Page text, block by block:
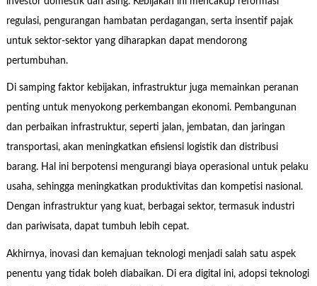
regulasi, pengurangan hambatan perdagangan, serta insentif pajak
untuk sektor-sektor yang diharapkan dapat mendorong
pertumbuhan.
Di samping faktor kebijakan, infrastruktur juga memainkan peranan
penting untuk menyokong perkembangan ekonomi. Pembangunan
dan perbaikan infrastruktur, seperti jalan, jembatan, dan jaringan
transportasi, akan meningkatkan efisiensi logistik dan distribusi
barang. Hal ini berpotensi mengurangi biaya operasional untuk pelaku
usaha, sehingga meningkatkan produktivitas dan kompetisi nasional.
Dengan infrastruktur yang kuat, berbagai sektor, termasuk industri
dan pariwisata, dapat tumbuh lebih cepat.
Akhirnya, inovasi dan kemajuan teknologi menjadi salah satu aspek
penentu yang tidak boleh diabaikan. Di era digital ini, adopsi teknologi